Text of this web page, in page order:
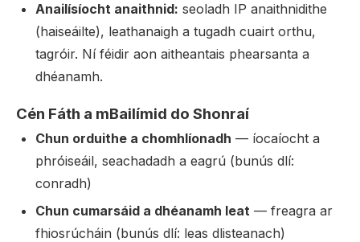
Anailísíocht anaithnid: seoladh IP anaithnidithe
(haiseáilte), leathanaigh a tugadh cuairt orthu,
tagróir. Ní féidir aon aitheantais phearsanta a
dhéanamh.
Cén Fáth a mBailímid do Shonraí
Chun orduithe a chomhlíonadh — íocaíocht a
phróiseáil, seachadadh a eagrú (bunús dlí:
conradh)
Chun cumarsáid a dhéanamh leat — freagra ar
fhiosrúcháin (bunús dlí: leas dlisteanach)